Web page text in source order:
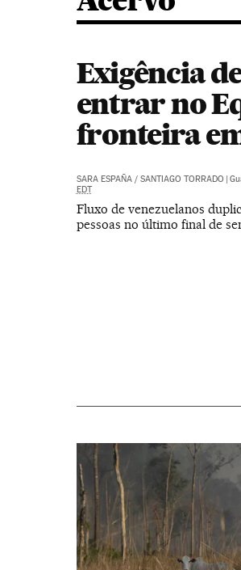
Exigência
entrar no
fronteira
SARA ESPAÑA/ SANTIAGO TORRADO |
EDT
Fluxo de venezuelanos
pessoas no último final de